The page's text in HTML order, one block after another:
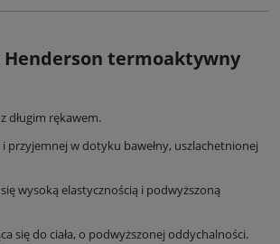
Henderson termoaktywny
długim rękawem.
przyjemnej w dotyku bawełny, uszlachetnionej
wysoką elastycznością i podwyższoną
się do ciała, o podwyższonej oddychalności.